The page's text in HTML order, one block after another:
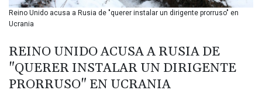
CDF 2615.761404
CLP 1056.199727
CNY 7.801146
CNH 7.796152
COP 3633.55485
Reino Unido acusa a Rusia de "querer instalar un dirigente prorruso" en
Ucrania
REINO UNIDO ACUSA A RUSIA DE
"QUERER INSTALAR UN DIRIGENTE
PRORRUSO" EN UCRANIA